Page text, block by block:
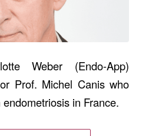
Weber (Endo-App)
Prof. Michel Canis who
in France.